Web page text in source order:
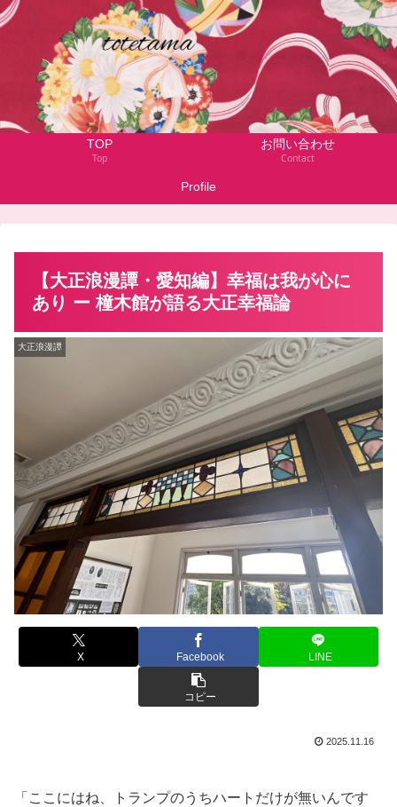
TOP
Top
お問い合わせ
Contact
Profile
【大正浪漫譚・愛知編】幸福は我が心に
あり ー 橦木館が語る大正幸福論
大正浪漫譚
X Facebook LINE
コピー
2025.11.16
「ここにはね、トランプのうちハートだけが無いんです